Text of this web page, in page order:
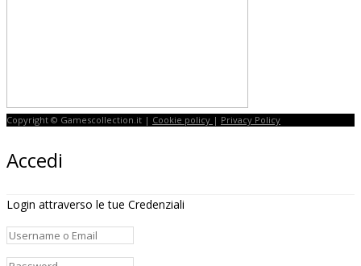
Copyright © Gamescollection.it | Cookie policy | Privacy Policy
Accedi
Login attraverso le tue Credenziali